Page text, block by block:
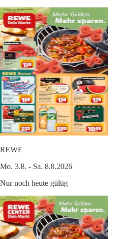
REWE
Mo. 3.8. - Sa. 8.8.2026
Nur noch heute gültig